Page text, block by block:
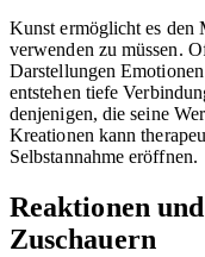
Kunst ermöglicht es den
verwenden zu müssen.
Darstellungen
entstehen tiefe
denjenigen, die seine
Kreationen kann
Selbstannahme eröffnen.
Reaktionen
Zuschauern